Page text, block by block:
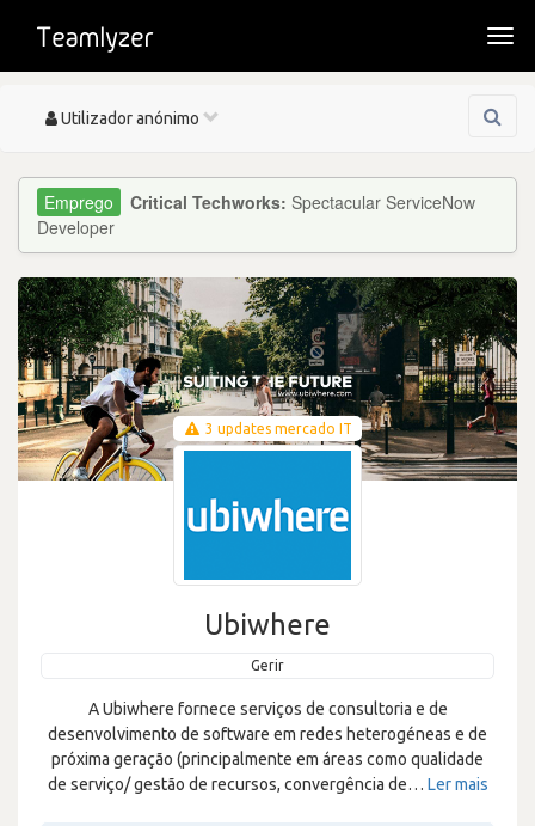
Toggle
Utilizador anónimo
Critical Techworks: Spectacular ServiceNow
Developer
3 updates mercado IT
Ubiwhere
Gerir
A Ubiwhere fornece serviços de consultoria e de
desenvolvimento de software em redes heterogéneas e de
próxima geração (principalmente em áreas como qualidade
de serviço/ gestão de recursos, convergência de… Ler mais